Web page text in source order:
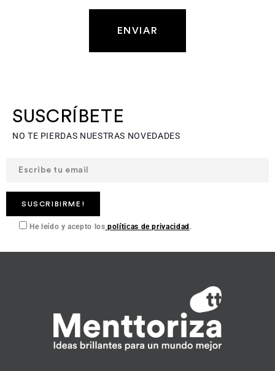
SUSCRÍBETE
NO TE PIERDAS NUESTRAS NOVEDADES
He leído y acepto los políticas de privacidad .